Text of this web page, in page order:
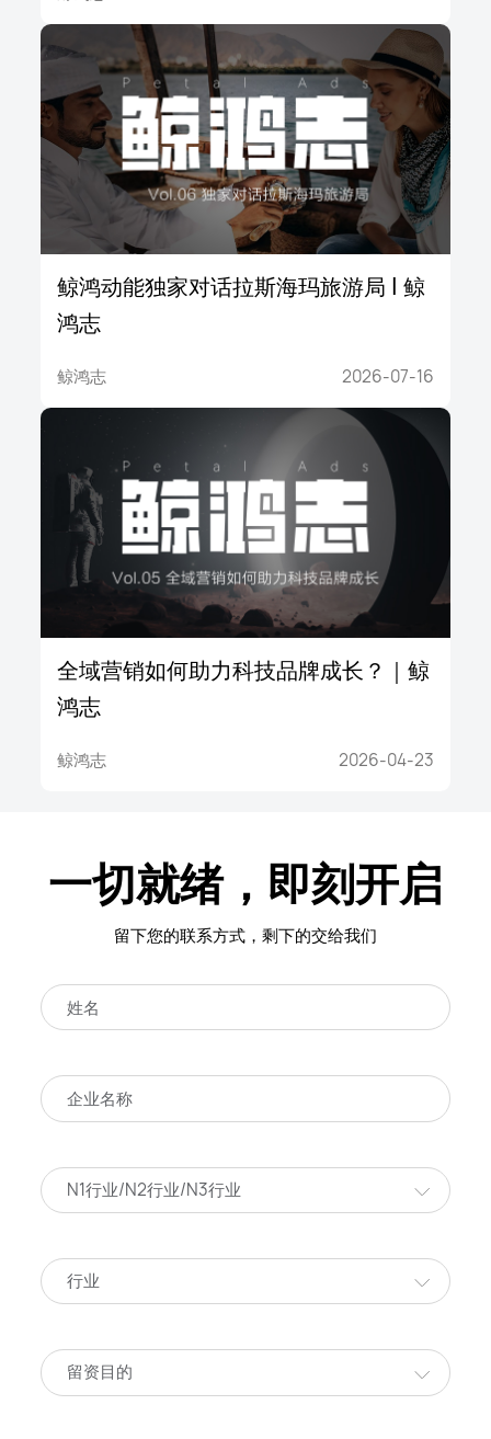
鲸鸿动能独家对话拉斯海玛旅游局 | 鲸
鸿志
鲸鸿志 2026-07-16
全域营销如何助力科技品牌成长？｜鲸
鸿志
鲸鸿志 2026-04-23
一切就绪，即刻开启
留下您的联系方式，剩下的交给我们
N1行业/N2行业/N3行业
行业
留资目的